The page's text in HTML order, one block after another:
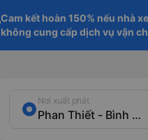
Cam kết hoàn 150% nếu nhà xe
không cung cấp dịch vụ vận
Nơi xuất phát